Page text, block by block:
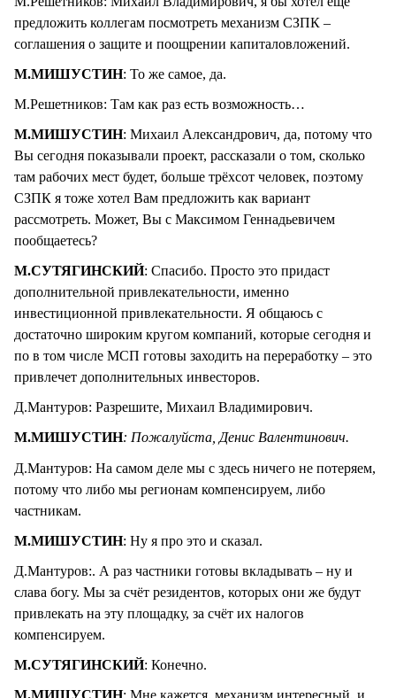
предложить коллегам посмотреть механизм СЗПК –
соглашения о защите и поощрении капиталовложений.
М.МИШУСТИН: То же самое, да.
М.Решетников: Там как раз есть возможность…
М.МИШУСТИН: Михаил Александрович, да, потому что
Вы сегодня показывали проект, рассказали о том, сколько
там рабочих мест будет, больше трёхсот человек, поэтому
СЗПК я тоже хотел Вам предложить как вариант
рассмотреть. Может, Вы с Максимом Геннадьевичем
пообщаетесь?
М.СУТЯГИНСКИЙ: Спасибо. Просто это придаст
дополнительной привлекательности, именно
инвестиционной привлекательности. Я общаюсь с
достаточно широким кругом компаний, которые сегодня и
по в том числе МСП готовы заходить на переработку – это
привлечет дополнительных инвесторов.
Д.Мантуров: Разрешите, Михаил Владимирович.
М.МИШУСТИН: Пожалуйста, Денис Валентинович.
Д.Мантуров: На самом деле мы с здесь ничего не потеряем,
потому что либо мы регионам компенсируем, либо
частникам.
М.МИШУСТИН: Ну я про это и сказал.
Д.Мантуров:. А раз частники готовы вкладывать – ну и
слава богу. Мы за счёт резидентов, которых они же будут
привлекать на эту площадку, за счёт их налогов
компенсируем.
М.СУТЯГИНСКИЙ: Конечно.
М.МИШУСТИН: Мне кажется, механизм интересный, и